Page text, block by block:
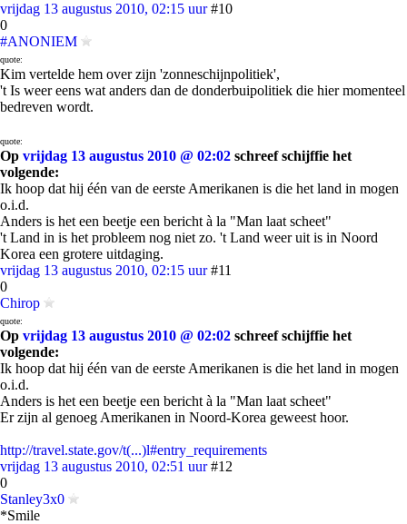
vrijdag 13 augustus 2010, 02:15 uur #10
0
#ANONIEM
quote:
Kim vertelde hem over zijn 'zonneschijnpolitiek',
't Is weer eens wat anders dan de donderbuipolitiek die hier momenteel
bedreven wordt.
quote:
Op vrijdag 13 augustus 2010 @ 02:02 schreef schijffie het
volgende:
Ik hoop dat hij één van de eerste Amerikanen is die het land in mogen
o.i.d.
Anders is het een beetje een bericht à la "Man laat scheet"
't Land in is het probleem nog niet zo. 't Land weer uit is in Noord
Korea een grotere uitdaging.
vrijdag 13 augustus 2010, 02:15 uur #11
0
Chirop
quote:
Op vrijdag 13 augustus 2010 @ 02:02 schreef schijffie het
volgende:
Ik hoop dat hij één van de eerste Amerikanen is die het land in mogen
o.i.d.
Anders is het een beetje een bericht à la "Man laat scheet"
Er zijn al genoeg Amerikanen in Noord-Korea geweest hoor.
http://travel.state.gov/t(...)l#entry_requirements
vrijdag 13 augustus 2010, 02:51 uur #12
0
Stanley3x0
*Smile